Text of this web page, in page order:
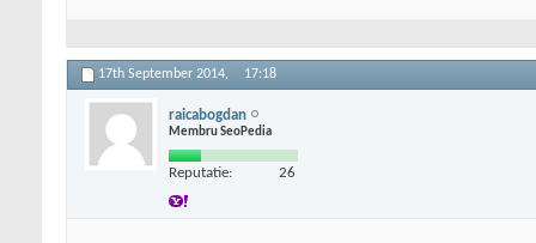
17th September 2014, 17:18
raicabogdan
Membru SeoPedia
Reputatie: 26